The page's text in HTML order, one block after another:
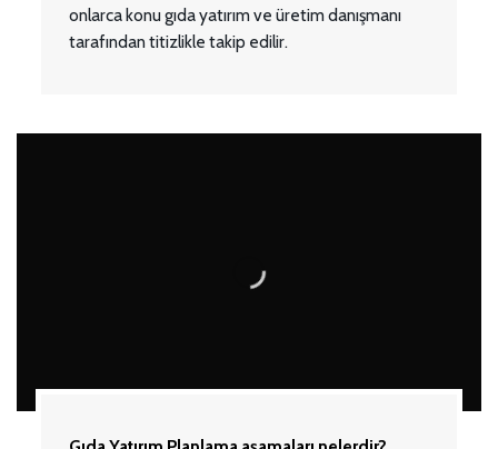
onlarca konu gıda yatırım ve üretim danışmanı
tarafından titizlikle takip edilir.